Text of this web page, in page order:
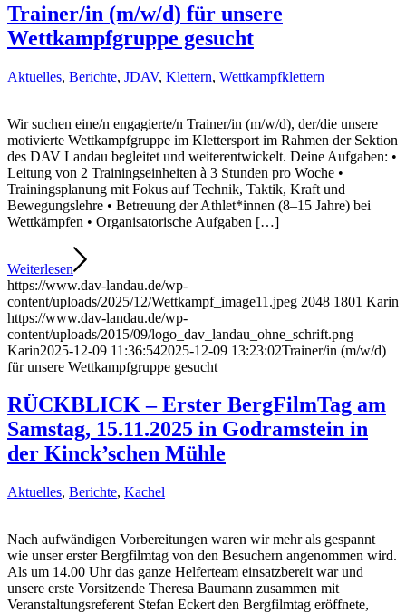
Trainer/in (m/w/d) für unsere
Wettkampfgruppe gesucht
Aktuelles, Berichte, JDAV, Klettern, Wettkampfklettern
Wir suchen eine/n engagierte/n Trainer/in (m/w/d), der/die unsere
motivierte Wettkampfgruppe im Klettersport im Rahmen der Sektion
des DAV Landau begleitet und weiterentwickelt. Deine Aufgaben: •
Leitung von 2 Trainingseinheiten à 3 Stunden pro Woche •
Trainingsplanung mit Fokus auf Technik, Taktik, Kraft und
Bewegungslehre • Betreuung der Athlet*innen (8–15 Jahre) bei
Wettkämpfen • Organisatorische Aufgaben […]
Weiterlesen
https://www.dav-landau.de/wp-
content/uploads/2025/12/Wettkampf_image11.jpeg 2048 1801 Karin
https://www.dav-landau.de/wp-
content/uploads/2015/09/logo_dav_landau_ohne_schrift.png
Karin2025-12-09 11:36:542025-12-09 13:23:02Trainer/in (m/w/d)
für unsere Wettkampfgruppe gesucht
RÜCKBLICK – Erster BergFilmTag am
Samstag, 15.11.2025 in Godramstein in
der Kinck’schen Mühle
Aktuelles, Berichte, Kachel
Nach aufwändigen Vorbereitungen waren wir mehr als gespannt
wie unser erster Bergfilmtag von den Besuchern angenommen wird.
Als um 14.00 Uhr das ganze Helferteam einsatzbereit war und
unsere erste Vorsitzende Theresa Baumann zusammen mit
Veranstaltungsreferent Stefan Eckert den Bergfilmtag eröffnete,